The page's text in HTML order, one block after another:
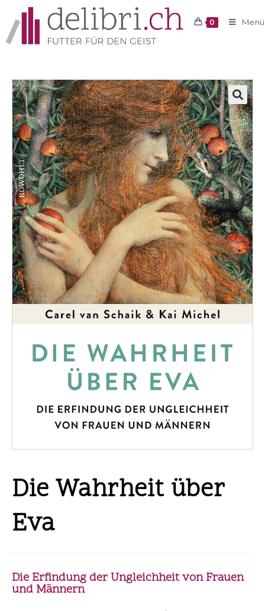
0 Menü
Die Wahrheit über
Eva
Die Erfindung der Ungleichheit von Frauen
und Männern